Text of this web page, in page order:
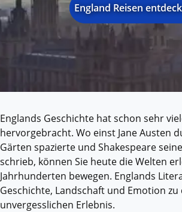
England Reisen
Englands Geschichte hat schon sehr
hervorgebracht. Wo einst Jane Austen
Gärten spazierte und Shakespeare
schrieb, können Sie heute die Welten
Jahrhunderten bewegen. Englands
Geschichte, Landschaft und Emotion zu
unvergesslichen Erlebnis.